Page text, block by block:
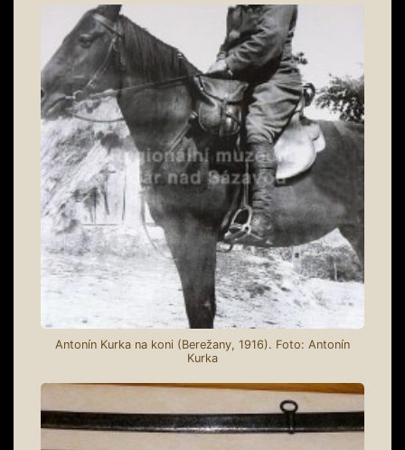
Antonín Kurka na koni (Berežany, 1916). Foto: Antonín
Kurka